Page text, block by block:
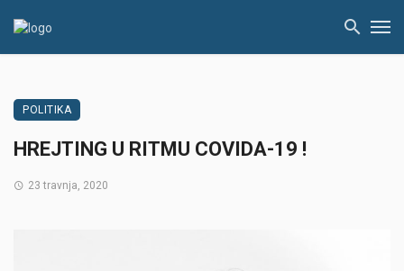
POLITIKA
HREJTING U RITMU COVIDA-19 !
23 travnja, 2020